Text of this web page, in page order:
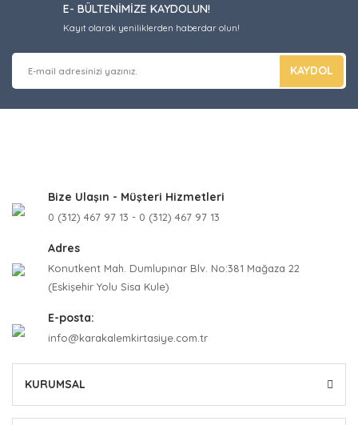
E- BÜLTENİMİZE KAYDOLUN!
Kayıt olarak yeniliklerden haberdar olun!
KAYDOL
Bize Ulaşın - Müşteri Hizmetleri
0 (312) 467 97 13 - 0 (312) 467 97 13
Adres
Konutkent Mah. Dumlupınar Blv. No:381 Mağaza 22
(Eskişehir Yolu Sisa Kule)
E-posta:
info@karakalemkirtasiye.com.tr
KURUMSAL